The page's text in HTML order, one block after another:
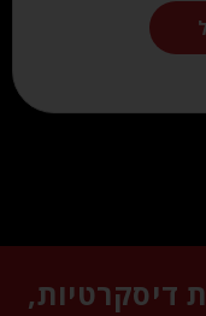
דיסקרטיות,